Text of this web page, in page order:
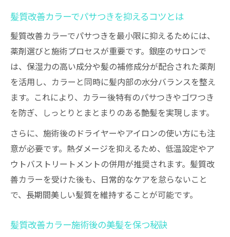
髪質改善カラーでパサつきを抑えるコツとは
髪質改善カラーでパサつきを最小限に抑えるためには、
薬剤選びと施術プロセスが重要です。銀座のサロンで
は、保湿力の高い成分や髪の補修成分が配合された薬剤
を活用し、カラーと同時に髪内部の水分バランスを整え
ます。これにより、カラー後特有のパサつきやゴワつき
を防ぎ、しっとりとまとまりのある艶髪を実現します。
さらに、施術後のドライヤーやアイロンの使い方にも注
意が必要です。熱ダメージを抑えるため、低温設定やア
ウトバストリートメントの併用が推奨されます。髪質改
善カラーを受けた後も、日常的なケアを怠らないこと
で、長期間美しい髪質を維持することが可能です。
髪質改善カラー施術後の美髪を保つ秘訣